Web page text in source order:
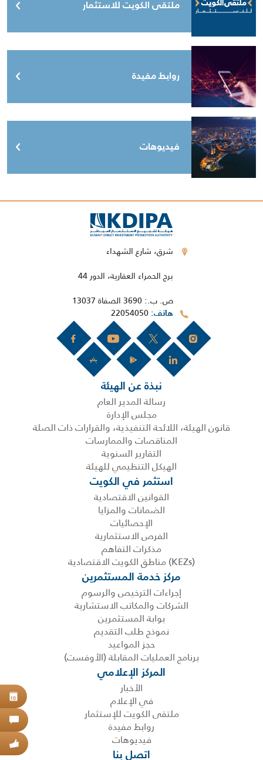
ملتقى الكويت للاستثمار
روابط مفيدة
فيديوهات
شرق، شارع الشهداء
برج الحمراء العقارية، الدور 44
ص. ب.: 3690 الصفاة 13037
هاتف
نبذة عن الهيئة
رسالة المدير العام
مجلس الإدارة
قانون الهيئة، اللائحة التنفيذية، والقرارات ذات الصلة
المناقصات والممارسات
التقارير السنوية
الهيكل التنظيمي للهيئة
استثمر في الكويت
القوانين الاقتصادية
الضمانات والمزايا
الإحصائيات
الفرص الاستثمارية
مذكرات التفاهم
(KEZs) مناطق الكويت الاقتصادية
مركز خدمة المستثمرين
إجراءات الترخيص والرسوم
الشركات والمكاتب الاستشارية
بوابة المستثمرين
نموذج طلب التقديم
حجز المواعيد
برنامج العمليات المقابلة (الأوفست)
المركز الإعلامي
الأخبار
في الإعلام
ملتقى الكويت للإستثمار
روابط مفيدة
فيديوهات
اتصل بنا
10